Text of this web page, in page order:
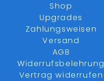
Shop
Upgrades
Zahlungsweisen
Versand
AGB
Widerrufsbelehrung
Vertrag widerrufen